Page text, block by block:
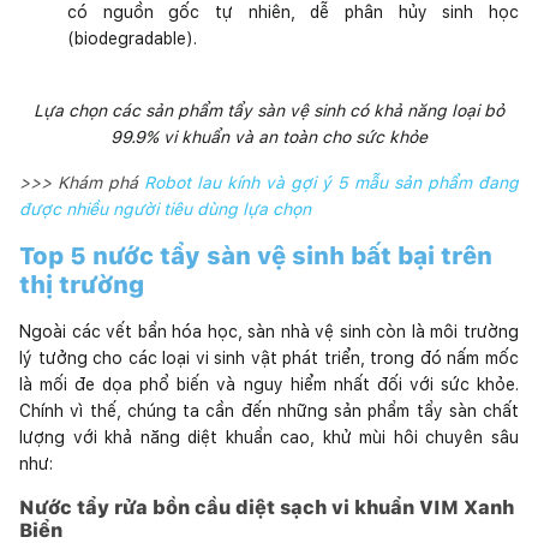
có nguồn gốc tự nhiên, dễ phân hủy sinh học
(biodegradable).
Lựa chọn các sản phẩm tẩy sàn vệ sinh có khả năng loại bỏ
99.9% vi khuẩn và an toàn cho sức khỏe
>>> Khám phá Robot lau kính và gợi ý 5 mẫu sản phẩm đang
được nhiều người tiêu dùng lựa chọn
Top 5 nước tẩy sàn vệ sinh bất bại trên
thị trường
Ngoài các vết bẩn hóa học, sàn nhà vệ sinh còn là môi trường
lý tưởng cho các loại vi sinh vật phát triển, trong đó nấm mốc
là mối đe dọa phổ biến và nguy hiểm nhất đối với sức khỏe.
Chính vì thế, chúng ta cần đến những sản phẩm tẩy sàn chất
lượng với khả năng diệt khuẩn cao, khử mùi hôi chuyên sâu
như:
Nước tẩy rửa bồn cầu diệt sạch vi khuẩn VIM Xanh
Biển